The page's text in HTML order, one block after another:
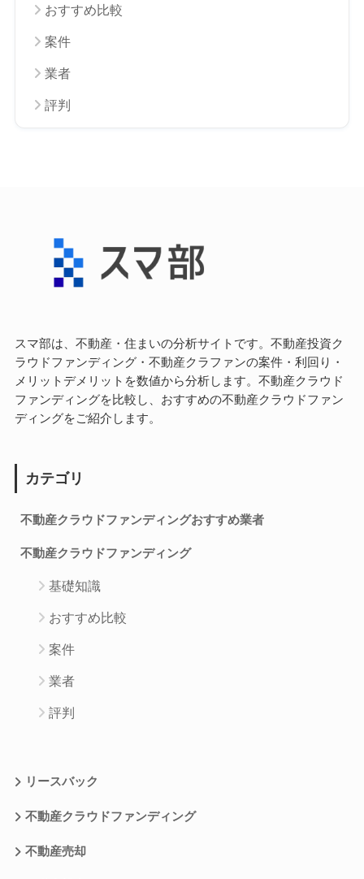
おすすめ比較
案件
業者
評判
スマ部は、不動産・住まいの分析サイトです。不動産投資ク
ラウドファンディング・不動産クラファンの案件・利回り・
メリットデメリットを数値から分析します。不動産クラウド
ファンディングを比較し、おすすめの不動産クラウドファン
ディングをご紹介します。
カテゴリ
不動産クラウドファンディングおすすめ業者
不動産クラウドファンディング
基礎知識
おすすめ比較
案件
業者
評判
リースバック
不動産クラウドファンディング
不動産売却